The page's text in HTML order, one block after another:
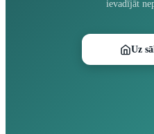
ievadījāt
Uz